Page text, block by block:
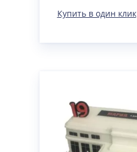
Купить в один клик